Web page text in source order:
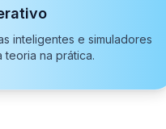
inteligentes e simuladores
teoria na prática.